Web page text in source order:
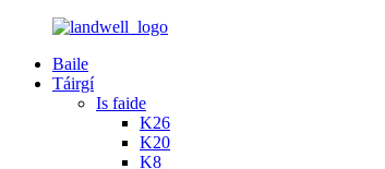
Baile
Táirgí
Is faide
K26
K20
K8